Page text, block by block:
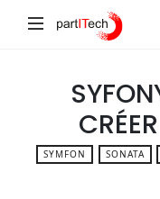
SYMFON SONATA